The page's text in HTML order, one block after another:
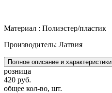
Материал : Полиэстер/пластик
Производитель: Латвия
Полное описание и характеристики
розница
420 руб.
общее кол-во, шт.